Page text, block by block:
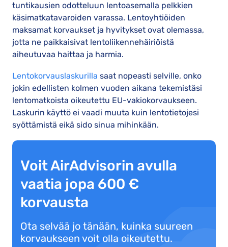
tuntikausien odotteluun lentoasemalla pelkkien
käsimatkatavaroiden varassa. Lentoyhtiöiden
maksamat korvaukset ja hyvitykset ovat olemassa,
jotta ne paikkaisivat lentoliikennehäiriöistä
aiheutuvaa haittaa ja harmia.
Lentokorvauslaskurilla saat nopeasti selville, onko
jokin edellisten kolmen vuoden aikana tekemistäsi
lentomatkoista oikeutettu EU-vakiokorvaukseen.
Laskurin käyttö ei vaadi muuta kuin lentotietojesi
syöttämistä eikä sido sinua mihinkään.
Voit AirAdvisorin avulla
vaatia jopa 600 €
korvausta
Ota selvää jo tänään, kuinka suureen
korvaukseen voit olla oikeutettu.